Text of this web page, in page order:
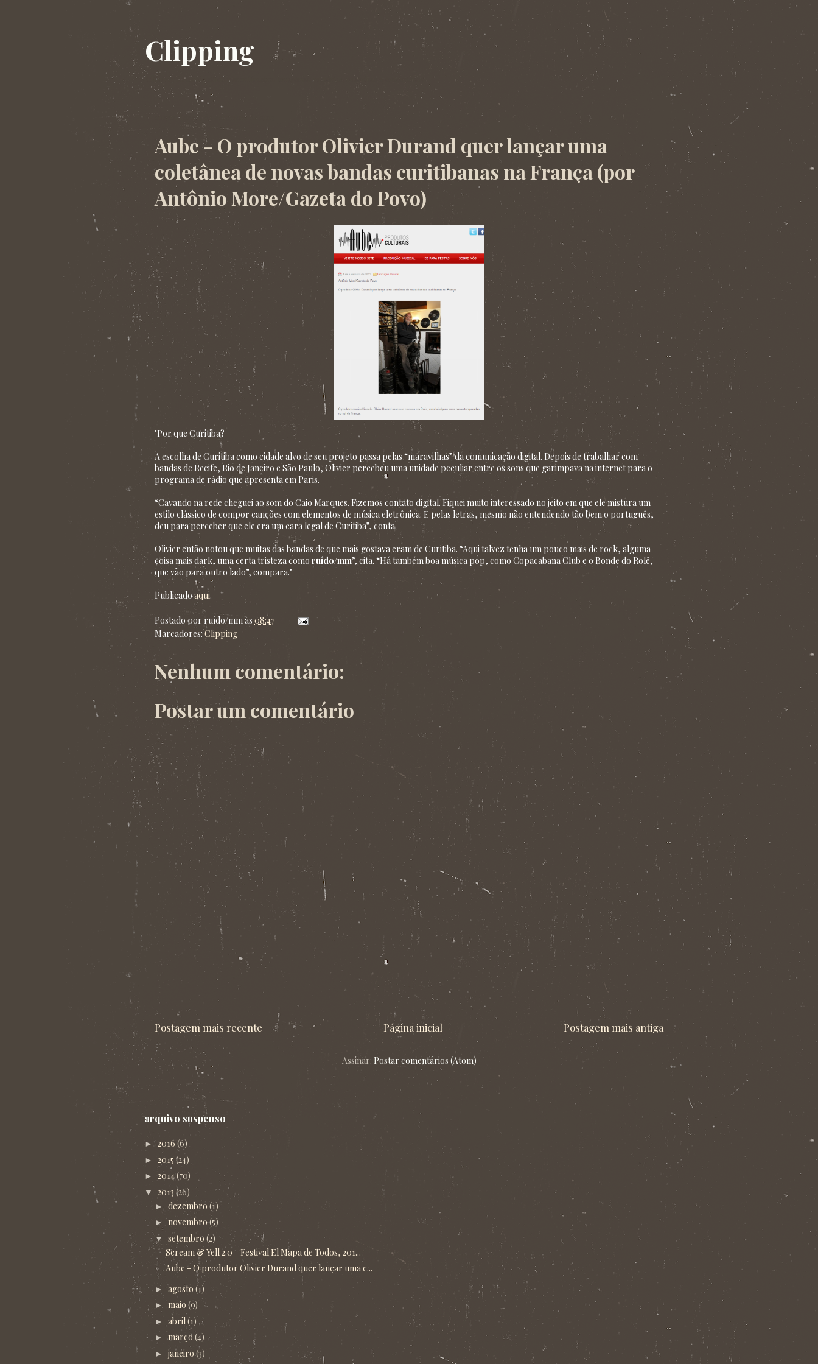
Clipping
Clipping da banda ruído por milímetro. Imprensa: matérias, resenhas e entrevistas.
quarta-feira, 4 de setembro de 2013
Aube - O produtor Olivier Durand quer lançar uma
coletânea de novas bandas curitibanas na França (por
Antônio More/Gazeta do Povo)
"Por que Curitiba?
A escolha de Curitiba como cidade alvo de seu projeto passa pelas “maravilhas” da comunicação digital. Depois de trabalhar com
bandas de Recife, Rio de Janeiro e São Paulo, Olivier percebeu uma unidade peculiar entre os sons que garimpava na internet para o
programa de rádio que apresenta em Paris.
“Cavando na rede che­­guei ao som do Caio Mar­­ques. Fizemos contato digital. Fiquei muito interessado no jeito em que ele mistura um
estilo clássico de compor canções com elementos de música eletrônica. E pelas letras, mesmo não entendendo tão bem o português,
deu para perceber que ele era um cara legal de Curitiba”, conta.
Olivier então notou que muitas das bandas de que mais gostava eram de Curitiba. “Aqui talvez tenha um pouco mais de rock, alguma
coisa mais dark, uma certa tristeza como ruído/mm”, cita. “Há também boa música pop, como Copacabana Club e o Bonde do Rolê,
que vão para outro lado”, compara."
Publicadoaqui.
Postado por ruído/mmàs 08:47
Marcadores:Clipping
Nenhum comentário:
Postar um comentário
Postagem mais recente Postagem mais antiga
Página inicial
Assinar: Postar comentários (Atom)
arquivo suspenso
► 2016 (6)
► 2015 (24)
► 2014(70)
▼ 2013 (26)
► dezembro (1)
►novembro(5)
▼ setembro(2)
Scream & Yell 2.0 - Festival El Mapa de Todos, 201...
Aube - O produtor Olivier Durand quer lançar uma c...
► agosto (1)
► maio (9)
► abril (1)
►março (4)
► janeiro(3)